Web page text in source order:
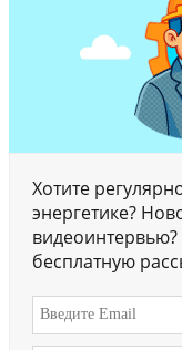
Хотите
энергетике?
бесплатную